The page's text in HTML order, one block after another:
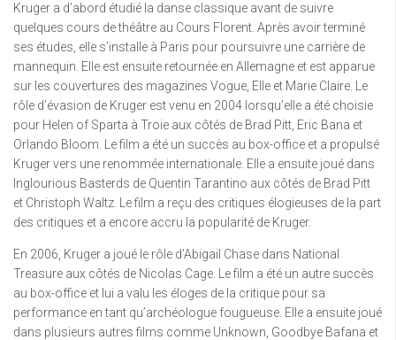
Kruger a d’abord étudié la danse classique avant de suivre
quelques cours de théâtre au Cours Florent. Après avoir terminé
ses études, elle s’installe à Paris pour poursuivre une carrière de
mannequin. Elle est ensuite retournée en Allemagne et est apparue
sur les couvertures des magazines Vogue, Elle et Marie Claire. Le
rôle d’évasion de Kruger est venu en 2004 lorsqu’elle a été choisie
pour Helen of Sparta à Troie aux côtés de Brad Pitt, Eric Bana et
Orlando Bloom. Le film a été un succès au box-office et a propulsé
Kruger vers une renommée internationale. Elle a ensuite joué dans
Inglourious Basterds de Quentin Tarantino aux côtés de Brad Pitt
et Christoph Waltz. Le film a reçu des critiques élogieuses de la part
des critiques et a encore accru la popularité de Kruger.
En 2006, Kruger a joué le rôle d’Abigail Chase dans National
Treasure aux côtés de Nicolas Cage. Le film a été un autre succès
au box-office et lui a valu les éloges de la critique pour sa
performance en tant qu’archéologue fougueuse. Elle a ensuite joué
dans plusieurs autres films comme Unknown, Goodbye Bafana et